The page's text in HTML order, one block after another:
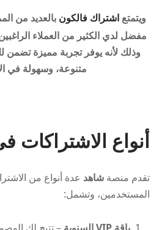
ويتمتع اشتراك فالكون بالعديد من
وذلك لأنه يوفر تجربة مميزة
متنوعة، وسهولة في
أنواع الاشتراكات
تقدم منصة شاهد عدة أنواع من
المستخدمين، وتشمل: